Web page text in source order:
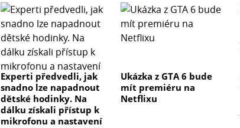
Experti předvedli, jak
snadno lze napadnout
dětské hodinky. Na
dálku získali přístup k
mikrofonu a nastavení
Ukázka z GTA 6 bude
mít premiéru na
Netflixu